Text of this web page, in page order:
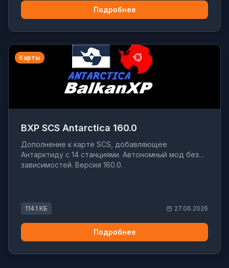
Подробнее
Карты
BXP SCS Antarctica 160.0
Дополнение к карте SCS, добавляющее
Антарктиду с 14 станциями. Автономный мод без
зависимостей. Версия 160.0.
114.1 КБ 27.06.2026
Подробнее